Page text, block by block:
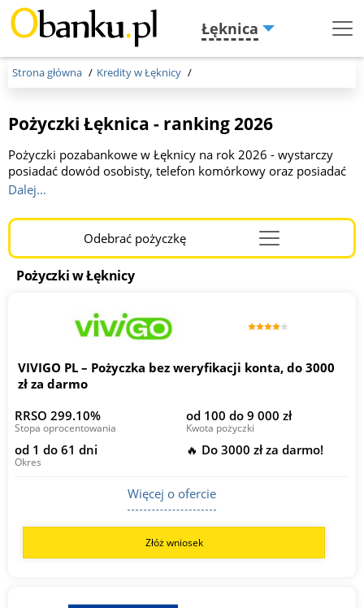
Łęknica
Menu
Strona główna Kredity w Łęknicy
Pożyczki Łęknica - ranking 2026
Pożyczki pozabankowe w Łęknicy na rok 2026 - wystarczy
posiadać dowód osobisty, telefon komórkowy oraz posiadać
konto w banku. Firmy pożyczkowe, w przeciwieństwie do
banków, akceptują wnioski Klientów o niskich zarobkach, a w
części z nich pieniądze otrzymają także zadłużeni albo osoby z
negatywną historię kredytową. Pożyczki pozabankowe
Łęknica to w pełni kredyt online, są jednak dostępne także w
stacjonarnych placówkach.
Dalej...
Odebrać pożyczkęMenu
Burger
Pożyczki w Łęknicy
VIVIGO PL – Pożyczka bez weryfikacji konta, do 3000
zł za darmo
RRSO 299.10%
Stopa oprocentowania
od 100 do 9 000 zł
Kwota pożyczki
od 1 do 61 dni
Okres
🔥 Do 3000 zł za darmo!
Więcej o ofercie
Złóż wniosek